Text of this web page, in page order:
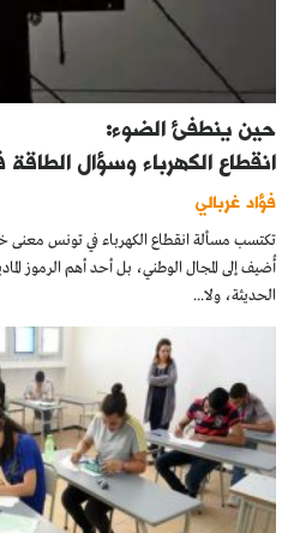
حين ينطفئ الضوء:
انقطاع الكهرباء وسؤال
فؤاد غربالي
تكتسب مسألة انقطاع الكهرباء في تونس معنى
أُضيف إلى المجال الوطني، بل أحد أهم الرموز
الحديثة، ولا...